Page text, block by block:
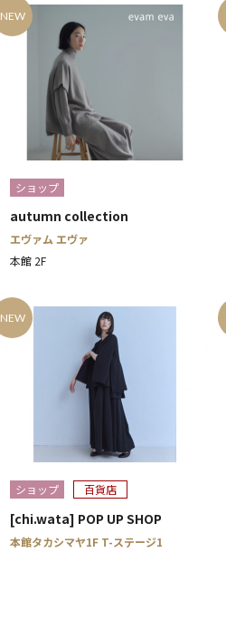
NEW
ショップ
autumn collection
エヴァム エヴァ
本館 2F
NEW
ショップ 百貨店
[chi.wata] POP UP SHOP
本館タカシマヤ1F T-ステージ1